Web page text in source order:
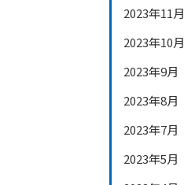
2023年11月
2023年10月
2023年9月
2023年8月
2023年7月
2023年5月